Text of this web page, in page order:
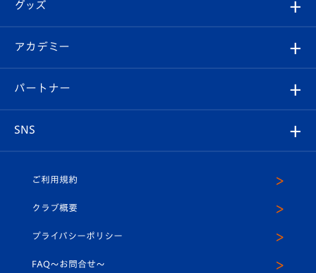
チケット
イベント
メディア
ホームタウン
スタッフプロフィール
マスコット紹介
平和祈念活動
Revive Team
ヴィヴィくんの長崎おもてなしガイド
フォトギャラリー
スタジアムグルメ
V-LOVERS（ファンクラブ）
プレイヤーズスイート
グッズ
オンラインショップ
店舗情報
アカデミー
育成からのお知らせ
U-18
スクール
パートナー
SNS
ヴィヴィくんインスタグラム
公式LINE＠
ご利用規約
クラブ概要
プライバシーポリシー
FAQ〜お問合せ〜